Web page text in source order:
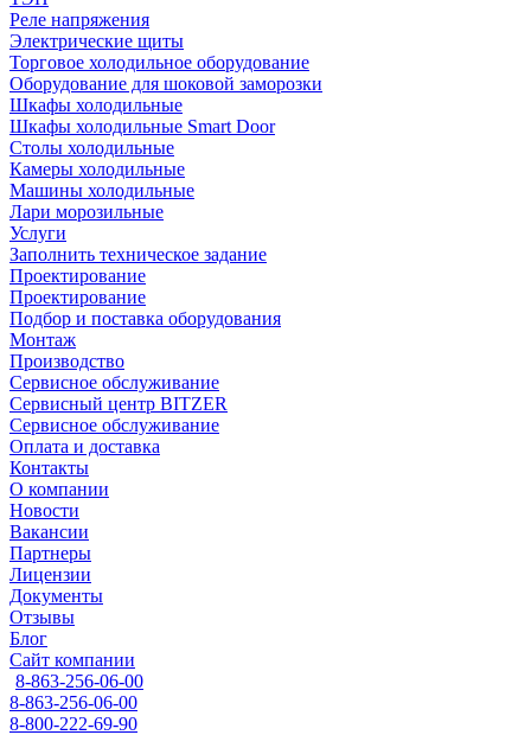
Реле напряжения
Электрические щиты
Торговое холодильное оборудование
Оборудование для шоковой заморозки
Шкафы холодильные
Шкафы холодильные Smart Door
Столы холодильные
Камеры холодильные
Машины холодильные
Лари морозильные
Услуги
Заполнить техническое задание
Проектирование
Проектирование
Подбор и поставка оборудования
Монтаж
Производство
Сервисное обслуживание
Сервисный центр BITZER
Сервисное обслуживание
Оплата и доставка
Контакты
О компании
Новости
Вакансии
Партнеры
Лицензии
Документы
Отзывы
Блог
Сайт компании
8-863-256-06-00
8-863-256-06-00
8-800-222-69-90